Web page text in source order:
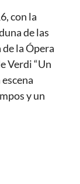
con la
de las
la Ópera
Verdi “Un
y un